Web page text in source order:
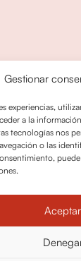
Gestionar
experiencias,
a la
tecnologías nos
o las
Aceptar
y cancelaciones